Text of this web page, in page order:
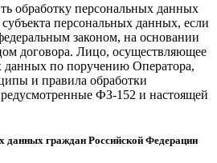
обработку персональных данных
персональных данных, если
законом, на основании
договора. Лицо, осуществляющее
данных по поручению Оператора,
и правила обработки
ФЗ-152 и настоящей
данных граждан Российской Федерации